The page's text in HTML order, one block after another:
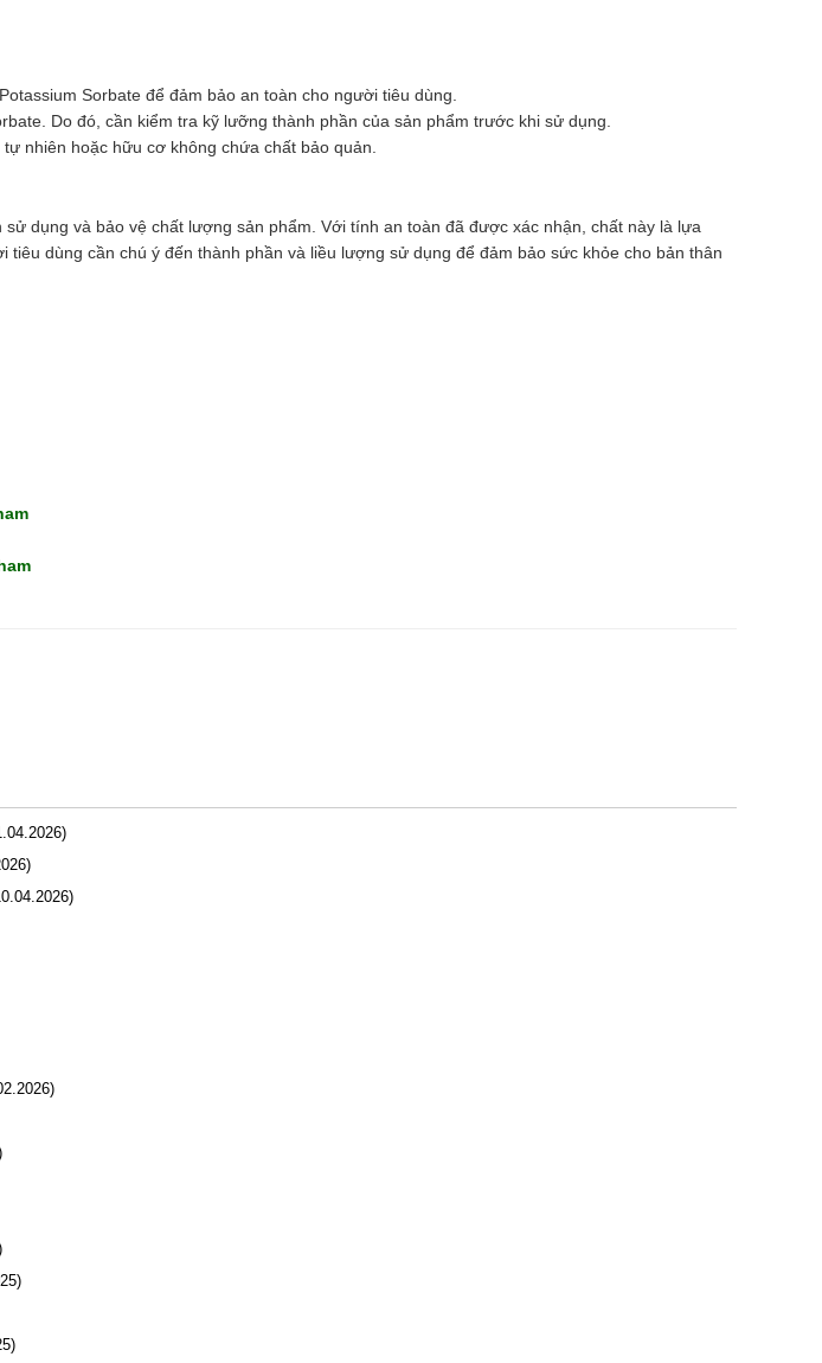
Sorbate để đảm bảo an toàn cho người tiêu dùng.
Do đó, cần kiểm tra kỹ lưỡng thành phần của sản phẩm trước khi sử dụng.
nhiên hoặc hữu cơ không chứa chất bảo quản.
dụng và bảo vệ chất lượng sản phẩm. Với tính an toàn đã được xác nhận, chất này là lựa
dùng cần chú ý đến thành phần và liều lượng sử dụng để đảm bảo sức khỏe cho bản thân